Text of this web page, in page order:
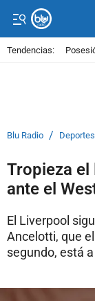
Tendencias:
Blu Radio / Deportes
Tropieza
ante el
El Liverpool
Ancelotti, que
segundo, está